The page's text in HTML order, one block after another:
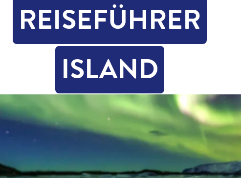
REISEFÜHRER
ISLAND